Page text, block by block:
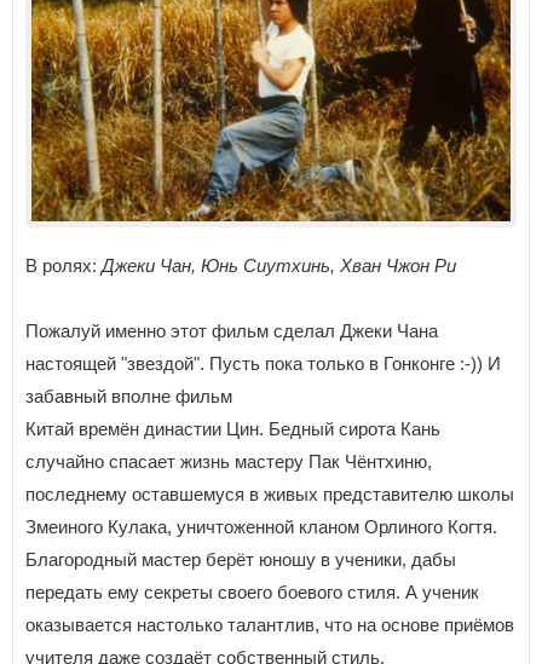
В ролях: Джеки Чан, Юнь Сиутхинь, Хван Чжон Ри
Пожалуй именно этот фильм сделал Джеки Чана
настоящей "звездой". Пусть пока только в Гонконге :-)) И
забавный вполне фильм
Китай времён династии Цин. Бедный сирота Кань
случайно спасает жизнь мастеру Пак Чёнтхиню,
последнему оставшемуся в живых представителю школы
Змеиного Кулака, уничтоженной кланом Орлиного Когтя.
Благородный мастер берёт юношу в ученики, дабы
передать ему секреты своего боевого стиля. А ученик
оказывается настолько талантлив, что на основе приёмов
учителя даже создаёт собственный стиль.